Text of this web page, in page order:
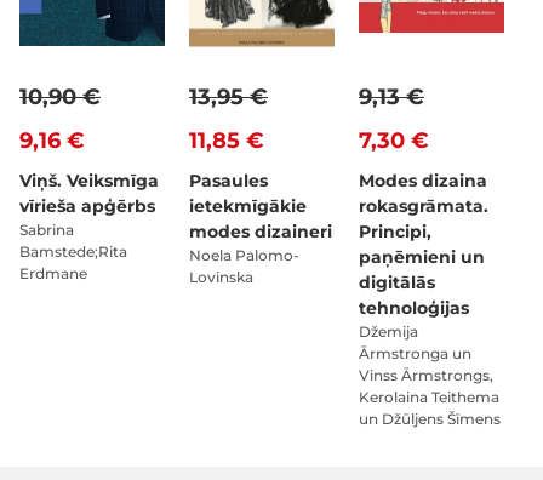
9,16 €
10,90 €
Viņš. Veiksmīga
vīrieša apģērbs
Sabrina
Bamstede;Rita
Erdmane
11,85 €
13,95 €
Pasaules
ietekmīgākie
modes dizaineri
Noela Palomo-
Lovinska
7,30 €
9,13 €
Modes dizaina
rokasgrāmata.
Principi,
paņēmieni un
digitālās
tehnoloģijas
Džemija
Ārmstronga un
Vinss Ārmstrongs,
Kerolaina Teithema
un Džūljens Šīmens